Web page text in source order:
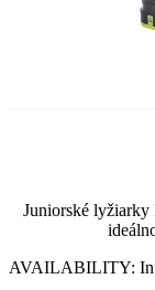
Juniorské lyžiarky
AVAILABILITY: